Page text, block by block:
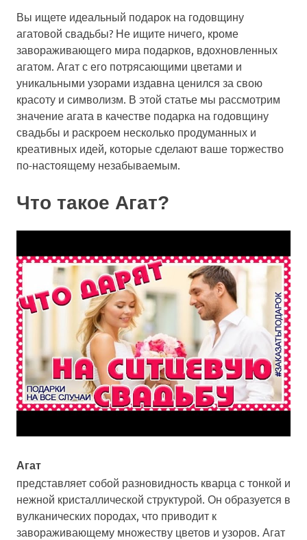
Вы ищете идеальный подарок на годовщину
агатовой свадьбы? Не ищите ничего, кроме
завораживающего мира подарков, вдохновленных
агатом. Агат с его потрясающими цветами и
уникальными узорами издавна ценился за свою
красоту и символизм. В этой статье мы рассмотрим
значение агата в качестве подарка на годовщину
свадьбы и раскроем несколько продуманных и
креативных идей, которые сделают ваше торжество
по-настоящему незабываемым.
Что такое Агат?
Агат
представляет собой разновидность кварца с тонкой и
нежной кристаллической структурой. Он образуется в
вулканических породах, что приводит к
завораживающему множеству цветов и узоров. Агат